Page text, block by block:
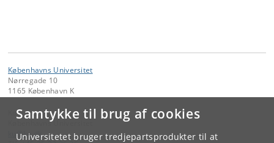
Samtykke til brug af cookies
Universitetet bruger tredjepartsprodukter til at
Københavns Universitet
Nørregade 10
1165 København K
Kontakt:
Københavns Universitet
@ku.dk